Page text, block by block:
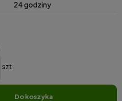
24 godziny
szt.
do koszyka